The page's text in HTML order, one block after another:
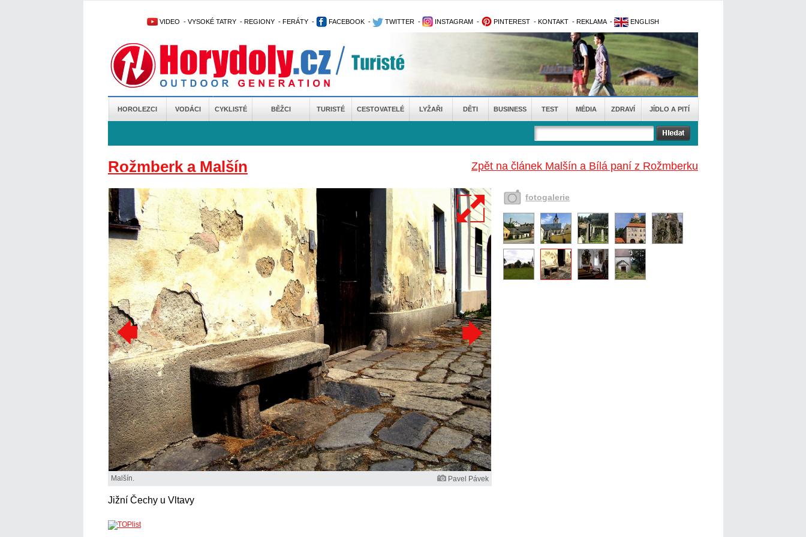
VIDEO - VYSOKÉ TATRY - REGIONY - FERÁTY - FACEBOOK - TWITTER - INSTAGRAM - PINTEREST - KONTAKT - REKLAMA - ENGLISH
HOROLEZCI VODÁCI CYKLISTÉ BĚŽCI TURISTÉ CESTOVATELÉ LYŽAŘI DĚTI BUSINESS TEST MÉDIA ZDRAVÍ JÍDLO A PITÍ
Zpět na článek Malšín a Bílá paní z Rožmberku
Rožmberk a Malšín
Malšín. Pavel Pávek
Jižní Čechy u Vltavy
fotogalerie